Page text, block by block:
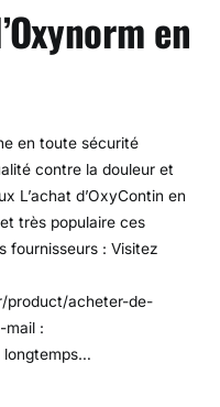
en
en toute sécurité
contre la douleur et
L’achat d’OxyContin en
très populaire ces
fournisseurs : Visitez
product/acheter-de-
mail :
longtemps…